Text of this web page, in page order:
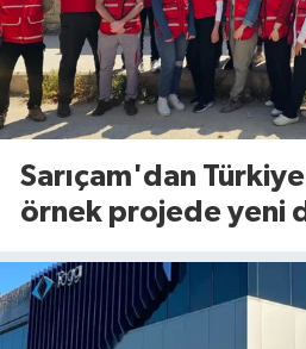
Sarıçam'dan
örnek projede yeni